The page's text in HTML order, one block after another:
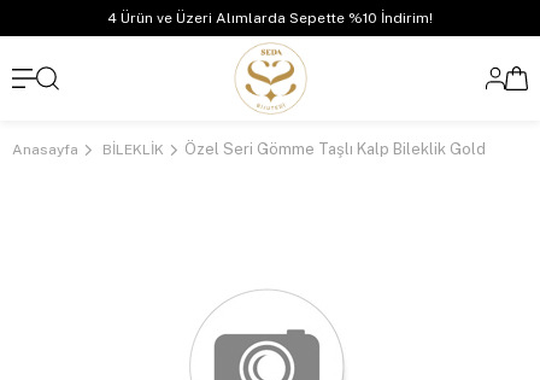
4 Ürün ve Üzeri Alımlarda Sepette %10 İndirim!
Anasayfa BİLEKLİK Özel Seri Gömme Taşlı Kalp Bileklik Gold